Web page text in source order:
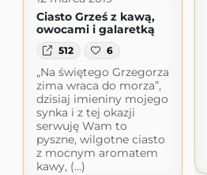
Ciasto Grześ z kawą,
owocami i galaretką
512 6
„Na świętego Grzegorza
zima wraca do morza”,
dzisiaj imieniny mojego
synka i z tej okazji
serwuję Wam to
pyszne, wilgotne ciasto
z mocnym aromatem
kawy, (...)